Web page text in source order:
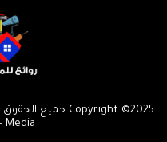
Media - الأهلي ميديا